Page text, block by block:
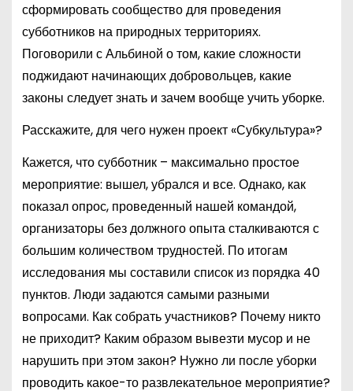
сформировать сообщество для проведения
субботников на природных территориях.
Поговорили с Альбиной о том, какие сложности
поджидают начинающих добровольцев, какие
законы следует знать и зачем вообще учить уборке.
Расскажите, для чего нужен проект «Субкультура»?
Кажется, что субботник – максимально простое
мероприятие: вышел, убрался и все. Однако, как
показал опрос, проведенный нашей командой,
организаторы без должного опыта сталкиваются с
большим количеством трудностей. По итогам
исследования мы составили список из порядка 40
пунктов. Люди задаются самыми разными
вопросами. Как собрать участников? Почему никто
не приходит? Каким образом вывезти мусор и не
нарушить при этом закон? Нужно ли после уборки
проводить какое-то развлекательное мероприятие?